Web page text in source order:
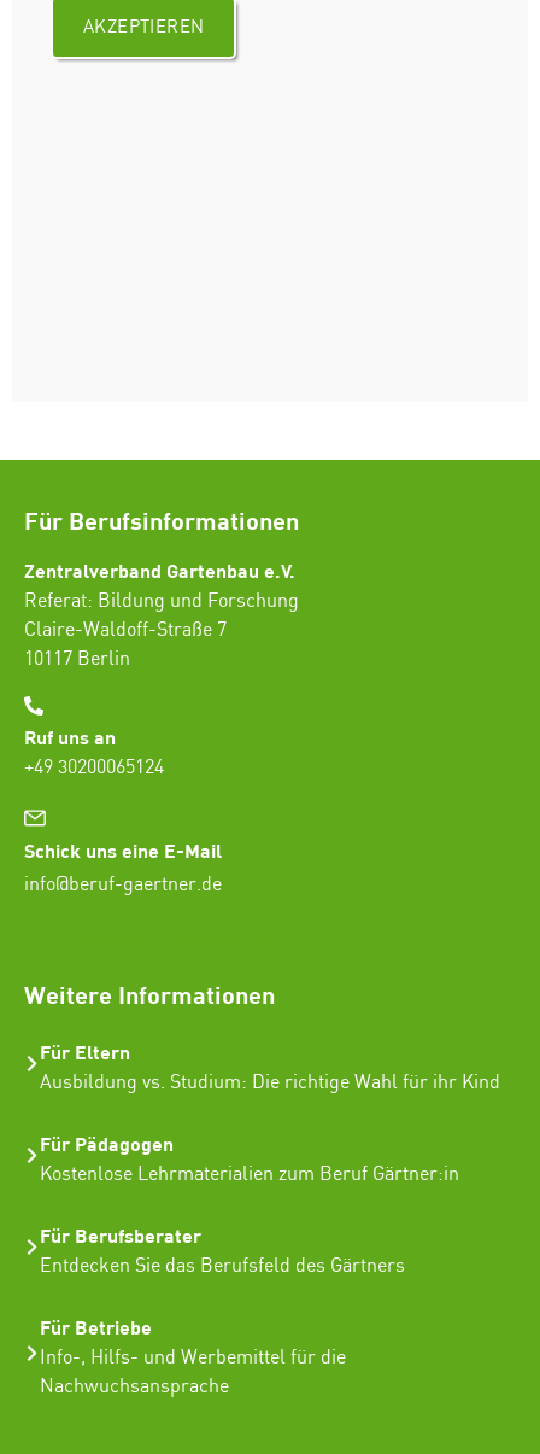
AKZEPTIEREN
Für Berufsinformationen
Zentralverband Gartenbau e.V.
Referat: Bildung und Forschung
Claire-Waldoff-Straße 7
10117 Berlin
Ruf uns an
+49 30200065124
Schick uns eine E-Mail
info@beruf-gaertner.de
Weitere Informationen
Für Eltern
Ausbildung vs. Studium: Die richtige Wahl für ihr Kind
Für Pädagogen
Kostenlose Lehrmaterialien zum Beruf Gärtner:in
Für Berufsberater
Entdecken Sie das Berufsfeld des Gärtners
Für Betriebe
Info-, Hilfs- und Werbemittel für die
Nachwuchsansprache